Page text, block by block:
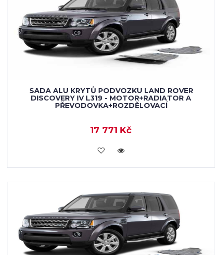
SADA ALU KRYTŮ PODVOZKU LAND ROVER
DISCOVERY IV L319 - MOTOR+RADIATOR A
PŘEVODOVKA+ROZDĚLOVACÍ
17 771 Kč
KOUPIT